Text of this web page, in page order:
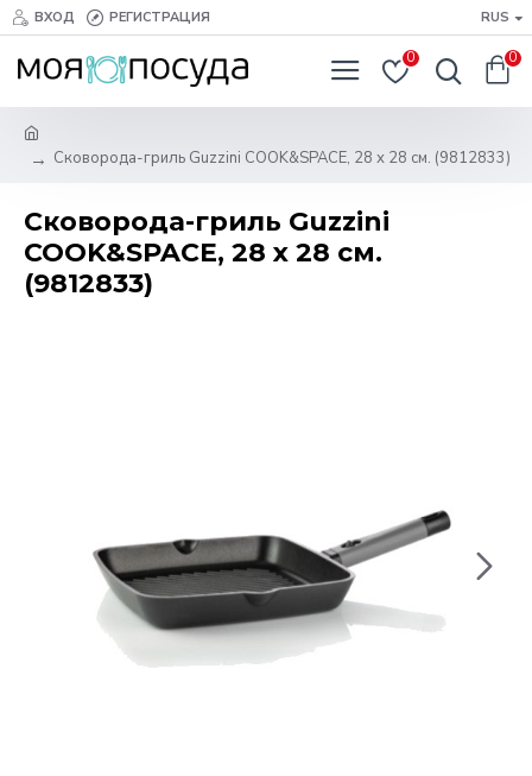
ВХОД РЕГИСТРАЦИЯ RUS
0 0
Сковорода-гриль Guzzini COOK&SPACE, 28 х 28 см. (9812833)
Сковорода-гриль Guzzini
COOK&SPACE, 28 х 28 см.
(9812833)